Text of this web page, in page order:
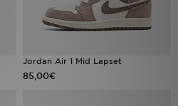
Jordan Air 1 Mid Lapset
85,00€